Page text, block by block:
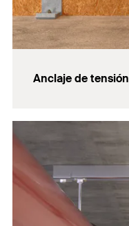
Anclaje de tensión